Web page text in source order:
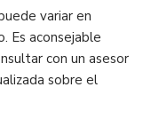
variar en
Es aconsejable
con un asesor
sobre el